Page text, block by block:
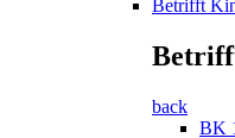
Betrifft
back
BK